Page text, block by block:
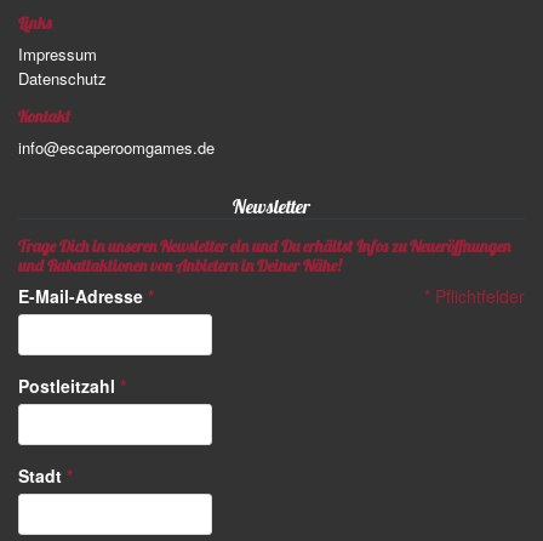
Links
Impressum
Datenschutz
Kontakt
info@escaperoomgames.de
Newsletter
Trage Dich in unseren Newsletter ein und Du erhältst Infos zu Neueröffnungen
und Rabattaktionen von Anbietern in Deiner Nähe!
* Pflichtfelder
E-Mail-Adresse *
Postleitzahl *
Stadt *